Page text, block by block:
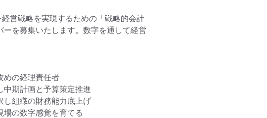
営戦略を実現するための「戦略的会計
を募集いたします。数字を通して経営
めの経理責任者
期計画と予算策定推進
組織の財務能力底上げ
の数字感覚を育てる